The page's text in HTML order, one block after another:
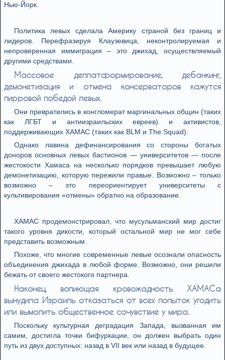
Нью-Йорк.
Политика левых сделала Америку страной без границ и
лидеров. Перефразируя Клаузевица, неконтролируемая и
непроверенная иммиграция – это джихад, осуществляемый
другими средствами.
Массовое деплатформирование, дебанкинг,
демонетизация и отмена консерваторов кажутся
пирровой победой левых.
Они превратились в конгломерат маргинальных общин (таких
как ЛГБТ и антиизраильских евреев) и активистов,
поддерживающих ХАМАС (таких как BLM и The Squad).
Однако лавина дефинансирования со стороны богатых
доноров основных левых бастионов — университетов — после
жестокости Хамаса на несколько порядков превышает любую
демонетизацию, которую пережили правые. Возможно – только
возможно – это переориентирует университеты с
культивирования «отмены» обратно на образование.
ХАМАС продемонстрировал, что мусульманский мир достиг
такого уровня дикости, который остальной мир не мог себе
представить возможным.
Похоже, что многие современные левые осознали опасность
объединения джихада в любой форме. Возможно, они решили
бежать от своего жестокого партнера.
Наконец, вопиющая кровожадность ХАМАСа
вынудила Израиль отказаться от всех попыток угодить
или вымолить общественное сочувствие у мира.
Поскольку культурная деградация Запада, вызванная им
самим, достигла точки бифуркации, он должен выбрать один
путь из двух доступных: назад в VII век или назад в будущее.